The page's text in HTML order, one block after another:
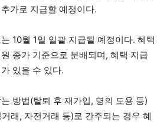
가로 지급할 예정이다.
10월 1일 일괄 지급될 예정이다. 혜택
종가 기준으로 분배되며, 혜택 지급
있을 수 있다.
방법(탈퇴 후 재가입, 명의 도용 등)
래, 자전거래 등)로 간주되는 경우 혜